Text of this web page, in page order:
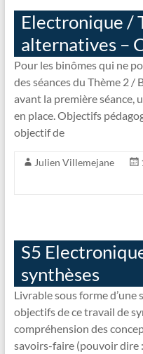
Electronique /
alternatives –
Pour les binômes qui ne
des séances du Thème 2 /
avant la première séance,
en place. Objectifs
objectif de
Julien Villemejane
S5
synthèses
Livrable sous forme
objectifs de ce travail de
compréhension des
savoirs-faire (pouvoir dire